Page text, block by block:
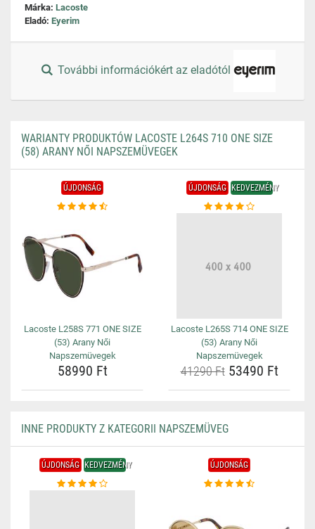
Márka: Lacoste
Eladó: Eyerim
További információkért az eladótól
WARIANTY PRODUKTÓW LACOSTE L264S 710 ONE SIZE
(58) ARANY NŐI NAPSZEMÜVEGEK
ÚJDONSÁG
Lacoste L258S 771 ONE SIZE
(53) Arany Női
Napszemüvegek
58990 Ft
ÚJDONSÁG KEDVEZMÉNY
Lacoste L265S 714 ONE SIZE
(53) Arany Női
Napszemüvegek
41290 Ft53490 Ft
INNE PRODUKTY Z KATEGORII NAPSZEMÜVEG
ÚJDONSÁG KEDVEZMÉNY ÚJDONSÁG